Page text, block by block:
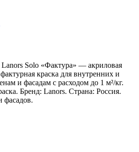
Lanors Solo «Фактура» — акриловая
краска для внутренних и
и фасадам с расходом до 1 м²/кг.
Бренд: Lanors. Страна: Россия.
фасадов.